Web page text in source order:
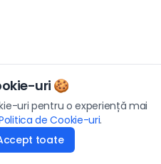
uri 🍪
uri pentru o experiență mai
de Cookie-uri.
toate